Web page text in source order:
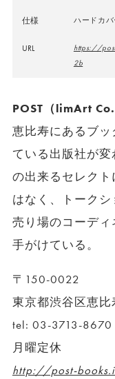
仕様 ハードカバ
URL
https://
2b
POST（limArt
恵比寿にあるブ
ている出版社が
の出来るセレク
はなく、トーク
売り場のコーデ
手がけている。
〒150-0022
東京都渋谷区恵
tel: 03-3713-8670
月曜定休
http://post-